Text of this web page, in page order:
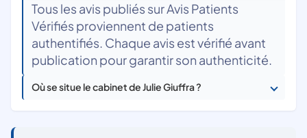
Tous les avis publiés sur Avis Patients
Vérifiés proviennent de patients
authentifiés. Chaque avis est vérifié avant
publication pour garantir son authenticité.
Où se situe le cabinet de Julie Giuffra ?